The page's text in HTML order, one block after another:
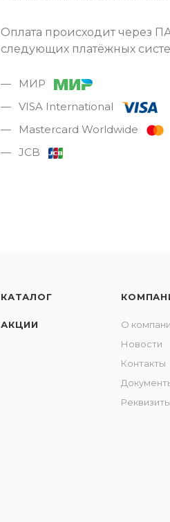
Оплата происходит через
следующих платёжных
МИР
VISA International
Mastercard Worldwide
JCB
КАТАЛОГ
АКЦИИ
О
Новости
Контакты
Реквизиты